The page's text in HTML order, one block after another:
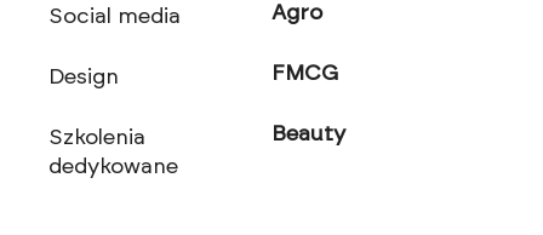
Social media
Design
Szkolenia
dedykowane
Agro
FMCG
Beauty